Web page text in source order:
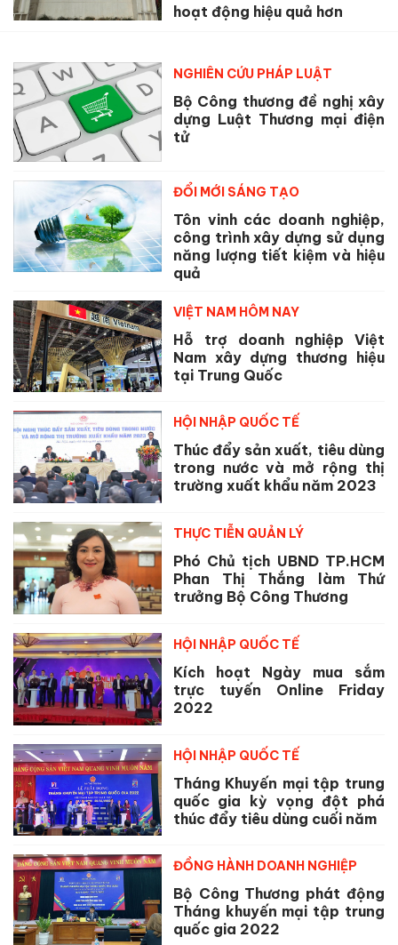
hoạt động hiệu quả hơn
NGHIÊN CỨU PHÁP LUẬT
Bộ Công thương đề nghị xây
dựng Luật Thương mại điện
tử
ĐỔI MỚI SÁNG TẠO
Tôn vinh các doanh nghiệp,
công trình xây dựng sử dụng
năng lượng tiết kiệm và hiệu
quả
VIỆT NAM HÔM NAY
Hỗ trợ doanh nghiệp Việt
Nam xây dựng thương hiệu
tại Trung Quốc
HỘI NHẬP QUỐC TẾ
Thúc đẩy sản xuất, tiêu dùng
trong nước và mở rộng thị
trường xuất khẩu năm 2023
THỰC TIỄN QUẢN LÝ
Phó Chủ tịch UBND TP.HCM
Phan Thị Thắng làm Thứ
trưởng Bộ Công Thương
HỘI NHẬP QUỐC TẾ
Kích hoạt Ngày mua sắm
trực tuyến Online Friday
2022
HỘI NHẬP QUỐC TẾ
Tháng Khuyến mại tập trung
quốc gia kỳ vọng đột phá
thúc đẩy tiêu dùng cuối năm
ĐỒNG HÀNH DOANH NGHIỆP
Bộ Công Thương phát động
Tháng khuyến mại tập trung
quốc gia 2022